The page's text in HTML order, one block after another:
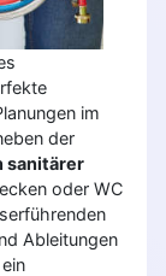
im
der
sanitärer
oder WC
Ableitungen